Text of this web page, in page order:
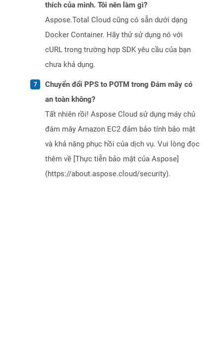
thích của mình. Tôi nên làm gì?
Aspose.Total Cloud cũng có sẵn dưới dạng
Docker Container. Hãy thử sử dụng nó với
cURL trong trường hợp SDK yêu cầu của bạn
chưa khả dụng.
Chuyển đổi PPS to POTM trong Đám mây có
an toàn không?
Tất nhiên rồi! Aspose Cloud sử dụng máy chủ
đám mây Amazon EC2 đảm bảo tính bảo mật
và khả năng phục hồi của dịch vụ. Vui lòng đọc
thêm về [Thực tiễn bảo mật của Aspose]
(https://about.aspose.cloud/security).